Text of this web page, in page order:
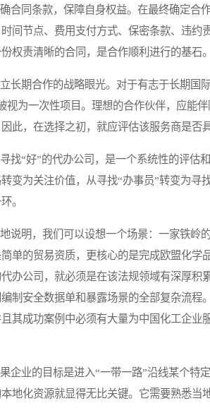
同条款，保障自身权益。在最终确定合
间节点、费用支付方式、保密条款、违
权责清晰的合同，是合作顺利进行的基石。
期合作的战略眼光。对于有志于长期国际
视为一次性项目。理想的合作伙伴，应能
此，在选择之初，就应评估该服务商是否
“好”的代办公司，是一个系统性的评估
变为关注价值，从寻找“办事员”转变为
。
明，我们可以设想一个场景：一家铁岭的
单的贸易资质，更核心的是完成欧盟化
办公司，就必须是在该法规领域有深厚积
制安全数据单和暴露场景的全部复杂流
其成功案例中必须有大量为中国化工企
业的目标是进入“一带一路”沿线某个特
地化资源就显得无比关键。它需要熟悉